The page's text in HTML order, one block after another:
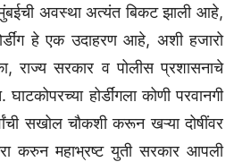
मुंबईची अवस्था अत्यंत बिकट झाली आहे,
हे एक उदाहरण आहे, अशी हजारो
राज्य सरकार व पोलीस प्रशासनाचे
होर्डींगला कोणी परवानगी
सखोल चौकशी करून खऱ्या दोषींवर
करुन महाभ्रष्ट युती सरकार आपली